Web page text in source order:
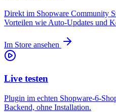
Direkt im Shopware Community
Vorteilen wie Auto-Updates und
Im Store ansehen
Live testen
Plugin im echten Shopware-6-
Backend, ohne Installation.